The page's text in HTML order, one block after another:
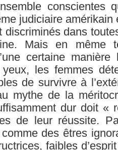
conscientes
judiciaire amérikain
discriminés dans
Mais en même
certaine
les femmes
de survivre à
mythe de la
dur doit «
de leur réussite.
des êtres
faibles